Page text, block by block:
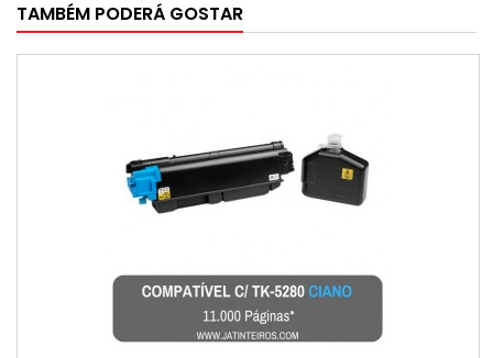
TAMBÉM PODERÁ GOSTAR